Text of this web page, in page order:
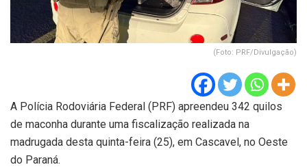
(Foto: PRF/Divulgação)
A Polícia Rodoviária Federal (PRF) apreendeu 342 quilos
de maconha durante uma fiscalização realizada na
madrugada desta quinta-feira (25), em Cascavel, no Oeste
do Paraná.